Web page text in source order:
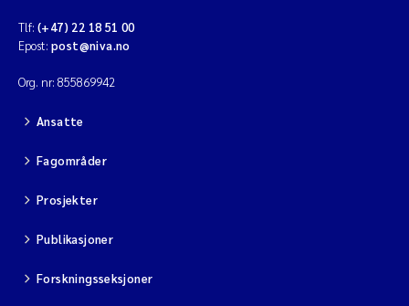
Tlf: (+47) 22 18 51 00
Epost: post@niva.no
Org. nr: 855869942
Ansatte
Fagområder
Prosjekter
Publikasjoner
Forskningsseksjoner